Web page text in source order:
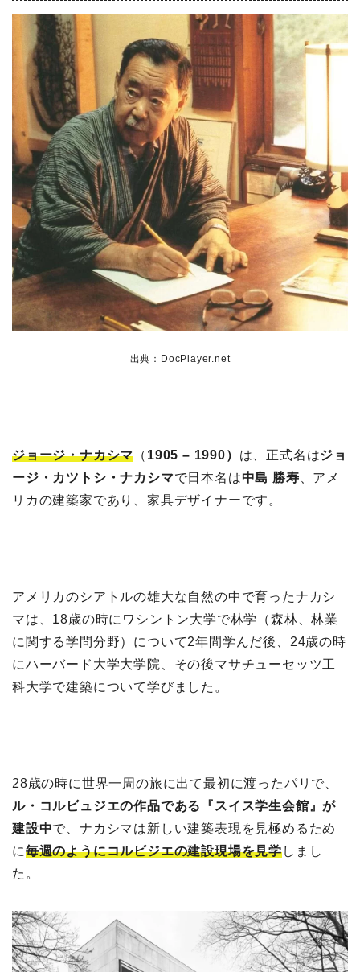
出典：DocPlayer.net
ジョージ・ナカシマ （ 1905 – 1990） は、正式名はジョ
ージ・カツトシ・ナカシマで日本名は中島 勝寿 、アメ
リカの建築家であり、家具デザイナーです。
アメリカのシアトルの雄大な自然の中で育ったナカシ
マは、18歳の時にワシントン大学で林学（森林、林業
に関する学問分野）について2年間学んだ後、24歳の時
にハーバード大学大学院、その後マサチューセッツ工
科大学で建築について学びました。
28歳の時に世界一周の旅に出て最初に渡ったパリで、
ル・コルビュジエの作品である『スイス学生会館』が
建設中で、ナカシマは新しい建築表現を見極めるため
に毎週のようにコルビジエの建設現場を見学しまし
た。